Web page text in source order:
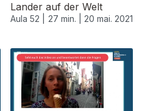
Lander auf der Welt
Aula 52 | 27 min. | 20 mai. 2021